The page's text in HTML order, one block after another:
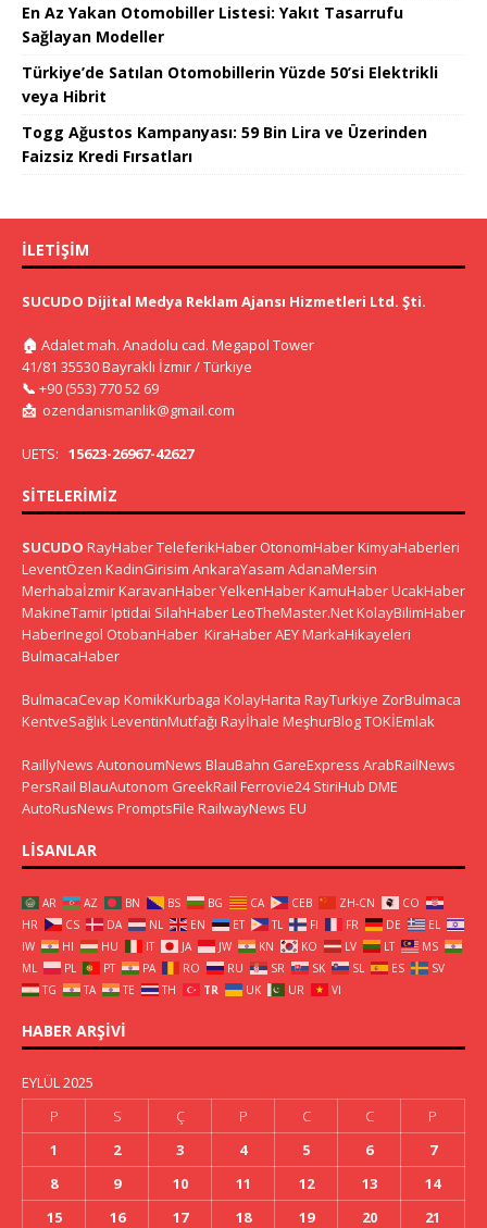
En Az Yakan Otomobiller Listesi: Yakıt Tasarrufu
Sağlayan Modeller
Türkiye’de Satılan Otomobillerin Yüzde 50’si Elektrikli
veya Hibrit
Togg Ağustos Kampanyası: 59 Bin Lira ve Üzerinden
Faizsiz Kredi Fırsatları
İLETIŞIM
SUCUDO Dijital Medya Reklam Ajansı Hizmetleri Ltd. Şti.
🏠 Adalet mah. Anadolu cad. Megapol Tower
41/81 35530 Bayraklı İzmir / Türkiye
📞 +90 (553) 770 52 69
📩 ozendanismanlik@gmail.com
UETS: 15623-26967-42627
SITELERIMIZ
SUCUDO RayHaberTeleferikHaber OtonomHaberKimyaHaberleri
LeventÖzen KadinGirisim AnkaraYasam AdanaMersin
MerhabaİzmirKaravanHaberYelkenHaberKamuHaberUcakHaber
MakineTamirIptidai SilahHaberLeoTheMaster.NetKolayBilimHaber
HaberInegol OtobanHaber KiraHaberAEYMarkaHikayeleri
BulmacaHaber
BulmacaCevap KomikKurbaga KolayHarita RayTurkiye ZorBulmaca
KentveSağlık LeventinMutfağı Rayİhale MeşhurBlogTOKİEmlak
RaillyNews AutonoumNews BlauBahn GareExpress ArabRailNews
PersRail BlauAutonom GreekRail Ferrovie24 StiriHub DME
AutoRusNews PromptsFile RailwayNews EU
LISANLAR
AR AZ BN BS BG CA CEB ZH-CN
CO
HR
CS DA NL EN ET TL FI FR DE
EL
IW
HI HU IT JA JW KN KO LV LT
MS
ML
PL PT PA RO RU SR SK SL ES
SV
TG
TA TE TH TR UK UR VI
HABER ARŞIVI
EYLÜL 2025
P
S Ç P C C
P
1
2 3 4 5 6
7
8
9 10 11 12 13
14
15
16 17 18 19 20 21